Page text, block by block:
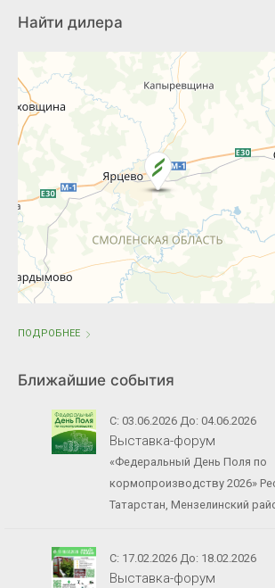
Найти дилера
ПОДРОБНЕЕ
Ближайшие события
С: 03.06.2026 До: 04.06.2026
Выставка-форум
«Федеральный День Поля по
кормопроизводству 2026»
Татарстан, Мензелинский
С: 17.02.2026 До: 18.02.2026
Выставка-форум